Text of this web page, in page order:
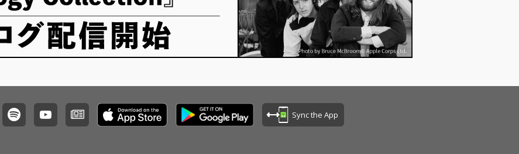
Sync the App